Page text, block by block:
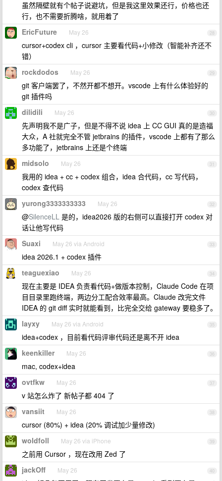
虽然隔壁就有个帖子说避坑，但是我这里效果还行，价格也还
行，也不需要折腾啥，就用着了
28
EricFuture May 26
cursor+codex cli ，cursor 主要看代码+小修改（智能补齐还不
错）
29
rockdodos May 26
git 客户端罢了，不然开都不想开。vscode 上有什么体验好的
git 插件吗
30
dilidili May 26
先声明我不是广子，但是不得不说 idea 上 CC GUI 真的是造福
大众，A 社就完全不管 jetbrains 的插件，vscode 上都有了那么
多功能了，jetbrains 上还是个终端
31
midsolo May 26
我用的 idea + cc + codex 组合，idea 合代码，cc 写代码，
codex 查代码
32
yurong3333333333 May 26
@SilenceLL 是的，idea2026 版的右侧可以直接打开 codex 对
话让他写代码
33
Suaxi May 26 via Android
idea 2026.1 + codex 插件
34
teaguexiao May 26
现在主要是 IDEA 负责看代码+做版本控制，Claude Code 在项
目目录里跑终端，两边分工配合效率最高。Claude 改完文件
IDEA 的 git diff 实时就能看到，比完全交给 gateway 要稳多了。
35
layxy May 26 via Android
idea+codex ，目前看代码评审代码还是离不开 idea
36
keenkiller May 26
mac, codex+idea
37
ovtfkw May 26
v 站怎么炸了 新帖子都 404 了
38
vansiit May 26
cursor (80%) + idea (20% 调试加少量修改)
39
woldfoll May 26 via iPhone
之前用 Cursor ，现在改用 Zed 了
40
jackOff May 26